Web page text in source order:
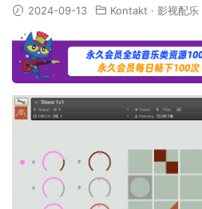
2024-09-13 Kontakt · 影视配乐